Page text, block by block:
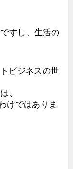
すし、生活の
ビジネスの世
、
けではありま